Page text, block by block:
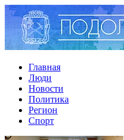
Главная
Люди
Новости
Политика
Регион
Спорт